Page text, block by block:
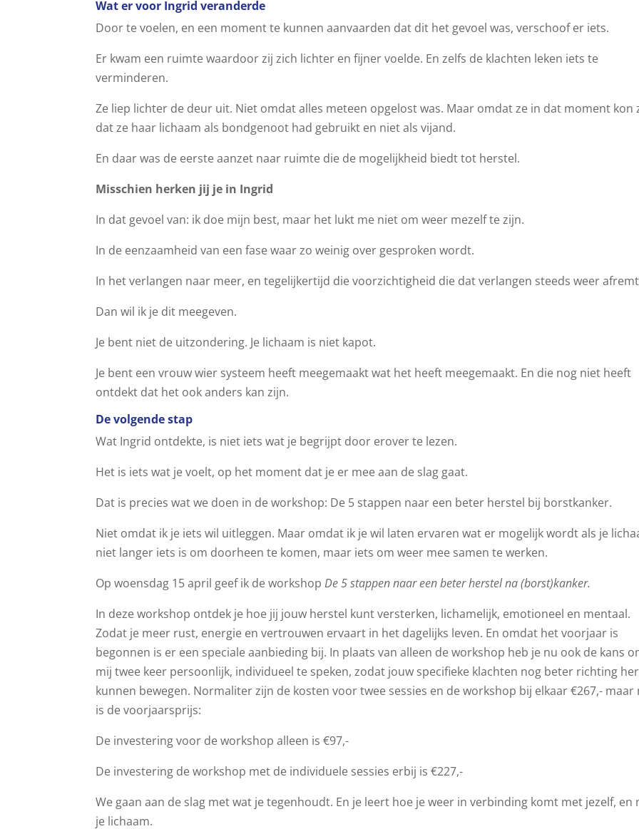
Wat er voor Ingrid veranderde
Door te voelen, en een moment te kunnen aanvaarden dat dit het gevoel was, verschoof er iets.
Er kwam een ruimte waardoor zij zich lichter en fijner voelde. En zelfs de klachten leken iets te
verminderen.
Ze liep lichter de deur uit. Niet omdat alles meteen opgelost was. Maar omdat ze in dat moment kon
dat ze haar lichaam als bondgenoot had gebruikt en niet als vijand.
En daar was de eerste aanzet naar ruimte die de mogelijkheid biedt tot herstel.
Misschien herken jij je in Ingrid
In dat gevoel van: ik doe mijn best, maar het lukt me niet om weer mezelf te zijn.
In de eenzaamheid van een fase waar zo weinig over gesproken wordt.
In het verlangen naar meer, en tegelijkertijd die voorzichtigheid die dat verlangen steeds weer
Dan wil ik je dit meegeven.
Je bent niet de uitzondering. Je lichaam is niet kapot.
Je bent een vrouw wier systeem heeft meegemaakt wat het heeft meegemaakt. En die nog niet heeft
ontdekt dat het ook anders kan zijn.
De volgende stap
Wat Ingrid ontdekte, is niet iets wat je begrijpt door erover te lezen.
Het is iets wat je voelt, op het moment dat je er mee aan de slag gaat.
Dat is precies wat we doen in de workshop: De 5 stappen naar een beter herstel bij borstkanker.
Niet omdat ik je iets wil uitleggen. Maar omdat ik je wil laten ervaren wat er mogelijk wordt als je
niet langer iets is om doorheen te komen, maar iets om weer mee samen te werken.
Op woensdag 15 april geef ik de workshopDe 5 stappen naar een beter herstel na (borst)kanker.
In deze workshop ontdek je hoe jij jouw herstel kunt versterken, lichamelijk, emotioneel en mentaal.
Zodat je meer rust, energie en vertrouwen ervaart in het dagelijks leven. En omdat het voorjaar is
begonnen is er een speciale aanbieding bij. In plaats van alleen de workshop heb je nu ook de kans
mij twee keer persoonlijk, individueel te speken, zodat jouw specifieke klachten nog beter richting
kunnen bewegen. Normaliter zijn de kosten voor twee sessies en de workshop bij elkaar €267,- maar
is de voorjaarsprijs:
De investering voor de workshop alleen is €97,-
De investering de workshop met de individuele sessies erbij is €227,-
We gaan aan de slag met wat je tegenhoudt. En je leert hoe je weer in verbinding komt met jezelf, en
je lichaam.